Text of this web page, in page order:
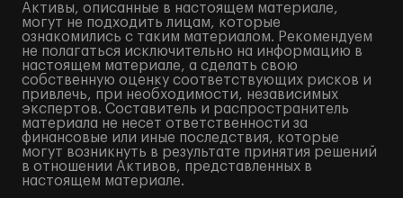
Активы, описанные в настоящем материале,
могут не подходить лицам, которые
ознакомились с таким материалом. Рекомендуем
не полагаться исключительно на информацию в
настоящем материале, а сделать свою
собственную оценку соответствующих рисков и
привлечь, при необходимости, независимых
экспертов. Составитель и распространитель
материала не несет ответственности за
финансовые или иные последствия, которые
могут возникнуть в результате принятия решений
в отношении Активов, представленных в
настоящем материале.